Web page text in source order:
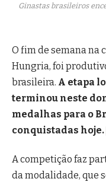
Ginastas brasileiros
O fim de semana na
Hungria, foi
brasileira. A etapa
terminou neste
medalhas para o
conquistadas hoje.
A competição faz
da modalidade, que